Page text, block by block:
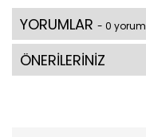
YORUMLAR - 0 yorum
ÖNERİLERİNİZ